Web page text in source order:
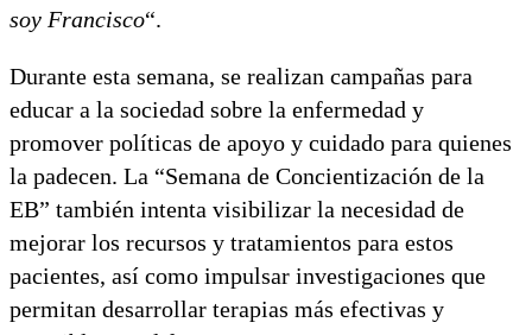
soy Francisco“.
Durante esta semana, se realizan campañas para
educar a la sociedad sobre la enfermedad y
promover políticas de apoyo y cuidado para quienes
la padecen. La “Semana de Concientización de la
EB” también intenta visibilizar la necesidad de
mejorar los recursos y tratamientos para estos
pacientes, así como impulsar investigaciones que
permitan desarrollar terapias más efectivas y